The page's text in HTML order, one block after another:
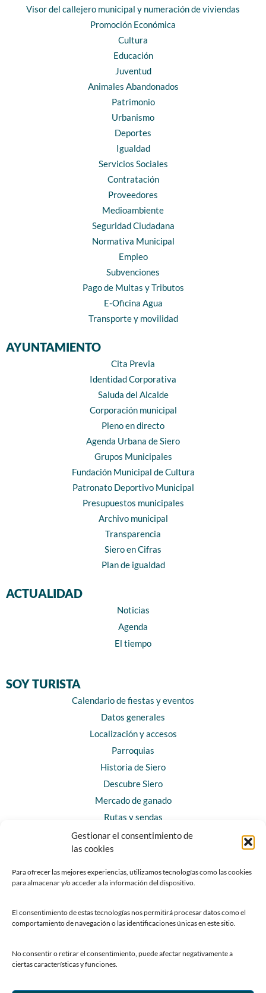
Gestionar el consentimiento de
las cookies
Para ofrecer las mejores experiencias, utilizamos tecnologías como las cookies
para almacenar y/o acceder a la información del dispositivo.
El consentimiento de estas tecnologías nos permitirá procesar datos como el
comportamiento de navegación o las identificaciones únicas en este sitio.
No consentir o retirar el consentimiento, puede afectar negativamente a
ciertas características y funciones.
Visor del callejero municipal y numeración de viviendas
Promoción Económica
Cultura
Educación
Juventud
Animales Abandonados
Patrimonio
Urbanismo
Deportes
Igualdad
Servicios Sociales
Contratación
Proveedores
Medioambiente
Seguridad Ciudadana
Normativa Municipal
Empleo
Subvenciones
Pago de Multas y Tributos
E-Oficina Agua
Transporte y movilidad
AYUNTAMIENTO
Cita Previa
Identidad Corporativa
Saluda del Alcalde
Corporación municipal
Pleno en directo
Agenda Urbana de Siero
Grupos Municipales
Fundación Municipal de Cultura
Patronato Deportivo Municipal
Presupuestos municipales
Archivo municipal
Transparencia
Siero en Cifras
Plan de igualdad
ACTUALIDAD
Noticias
Agenda
El tiempo
SOY TURISTA
Calendario de fiestas y eventos
Datos generales
Localización y accesos
Parroquias
Historia de Siero
Descubre Siero
Mercado de ganado
Rutas y sendas
Horarios y contacto
Teléfonos de interés
Chatbot Siero
SEDES ELECTRÓNICAS
Sede del Ayuntamiento de Siero